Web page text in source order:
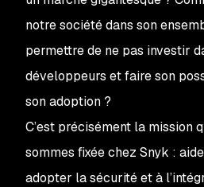
notre société dans son
permettre de ne pas investir
développeurs et faire son
son adoption ?
C’est précisément la mission
sommes fixée chez Snyk :
adopter la sécurité et à